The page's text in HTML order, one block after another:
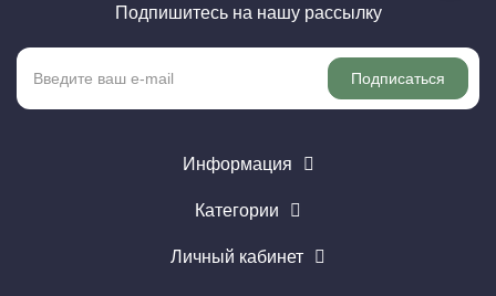
Подпишитесь на нашу рассылку
Подписаться
Информация
Категории
Личный кабинет